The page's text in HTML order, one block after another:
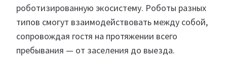
роботизированную экосистему. Роботы разных
типов смогут взаимодействовать между собой,
сопровождая гостя на протяжении всего
пребывания — от заселения до выезда.